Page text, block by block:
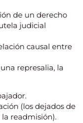
de un derecho
judicial
causal entre
represalia, la
(los dejados de
readmisión).